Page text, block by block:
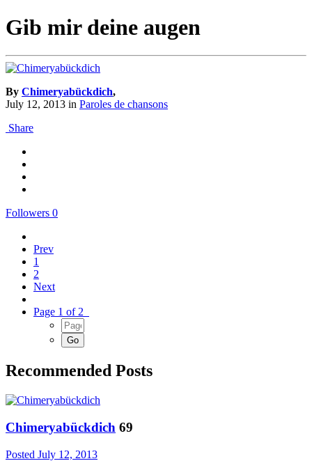
Gib mir deine augen
By Chimeryabückdich,
July 12, 2013 in Paroles de chansons
Share
Followers 0
Prev
1
2
Next
Page 1 of 2
Recommended Posts
Chimeryabückdich 69
Posted July 12, 2013